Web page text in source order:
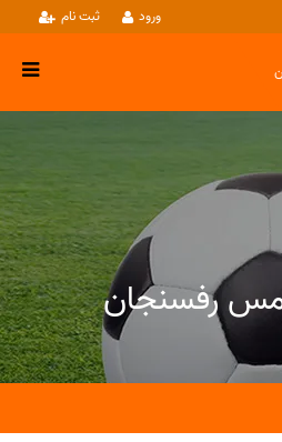
ثبت نام ورود
رفسنجان